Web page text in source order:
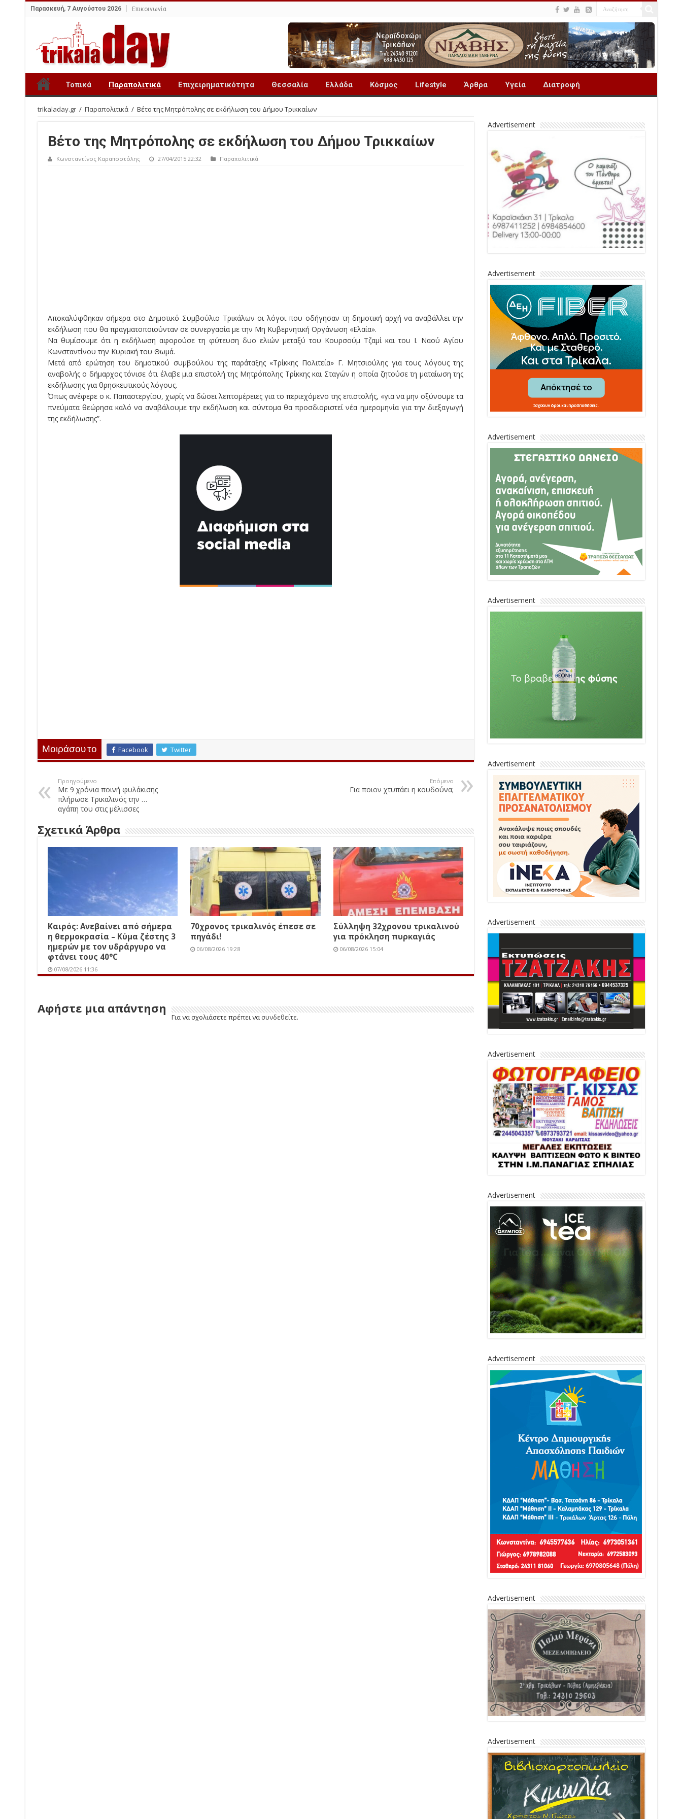
Παρασκευή, 7 Αυγούστου 2026 Επικοινωνία
Τοπικά Παραπολιτικά Επιχειρηματικότητα Θεσσαλία Ελλάδα Κόσμος Lifestyle Άρθρα Υγεία Διατροφή
trikaladay.gr / Παραπολιτικά / Βέτο της Μητρόπολης σε εκδήλωση του Δήμου Τρικκαίων
Βέτο της Μητρόπολης σε εκδήλωση του Δήμου Τρικκαίων
Κωνσταντίνος Καραποστόλης 27/04/2015 22:32 Παραπολιτικά
Αποκαλύφθηκαν σήμερα στο Δημοτικό Συμβούλιο Τρικάλων οι λόγοι που οδήγησαν τη δημοτική αρχή να αναβάλλει την
εκδήλωση που θα πραγματοποιούνταν σε συνεργασία με την Μη Κυβερνητική Οργάνωση «Ελαία».
Να θυμίσουμε ότι η εκδήλωση αφορούσε τη φύτευση δυο ελιών μεταξύ του Κουρσούμ Τζαμί και του Ι. Ναού Αγίου
Κωνσταντίνου την Κυριακή του Θωμά.
Μετά από ερώτηση του δημοτικού συμβούλου της παράταξης «Τρίκκης Πολιτεία» Γ. Μητσιούλης για τους λόγους της
αναβολής ο δήμαρχος τόνισε ότι έλαβε μια επιστολή της Μητρόπολης Τρίκκης και Σταγών η οποία ζητούσε τη ματαίωση της
εκδήλωσης για θρησκευτικούς λόγους.
Όπως ανέφερε ο κ. Παπαστεργίου, χωρίς να δώσει λεπτομέρειες για το περιεχόμενο της επιστολής, «για να μην οξύνουμε τα
πνεύματα θεώρησα καλό να αναβάλουμε την εκδήλωση και σύντομα θα προσδιοριστεί νέα ημερομηνία για την διεξαγωγή
της εκδήλωσης”.
Μοιράσου το Facebook Twitter
Προηγούμενο
Με 9 χρόνια ποινή φυλάκισης
πλήρωσε Τρικαλινός την …
αγάπη του στις μέλισσες
Επόμενο
Για ποιον χτυπάει η κουδούνα;
Σχετικά Άρθρα
Καιρός: Ανεβαίνει από σήμερα
η θερμοκρασία – Κύμα ζέστης 3
ημερών με τον υδράργυρο να
φτάνει τους 40°C
07/08/2026 11:36
70χρονος τρικαλινός έπεσε σε
πηγάδι!
06/08/2026 19:28
Σύλληψη 32χρονου τρικαλινού
για πρόκληση πυρκαγιάς
06/08/2026 15:04
Αφήστε μια απάντηση
Για να σχολιάσετε πρέπει να συνδεθείτε.
Advertisement
Advertisement
Advertisement
Advertisement
Advertisement
Advertisement
Advertisement
Advertisement
Advertisement
Advertisement
Advertisement